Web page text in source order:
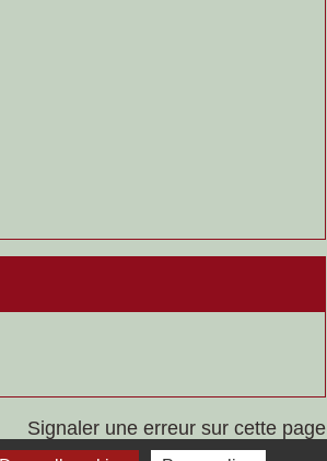
Signaler une erreur sur cette page